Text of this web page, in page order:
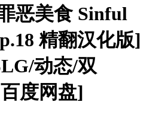
恶美食 Sinful
精翻汉化版]
动态/双
度网盘]